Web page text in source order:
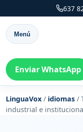
637
Menú
Enviar WhatsApp
LinguaVox / idiomas /
industrial e